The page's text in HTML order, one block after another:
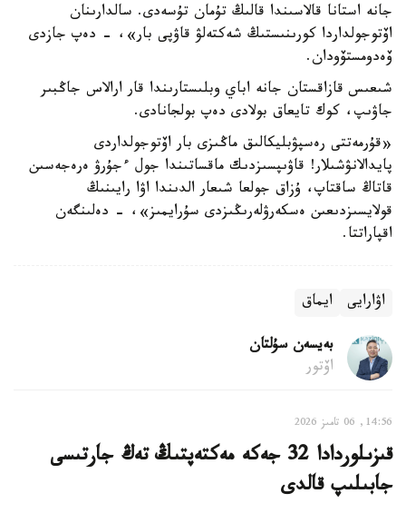
جانە استانا قالاسىندا قالىڭ تۇمان تۇسەدى. سالدارىنان
اۆتوجولداردا كورىنىستىڭ شەكتەلۋ قاۋپى بار»، - دەپ جازدى
ۆەدومستۆودان.
شىعىس قازاقستان جانە اباي وبلىستارىندا قار ارالاس جاڭبىر
جاۋىپ، كوك تايعاق بولادى دەپ بولجانادى.
«قۇرمەتتى رەسپۋبليكالىق ماڭىزى بار اۆتوجولداردى
پايدالانۋشىلار! قاۋىپسىزدىك ماقساتىندا جول ءجۇرۋ ەرەجەسىن
قاتاڭ ساقتاپ، ۇزاق جولعا شىعار الدىندا اۋا رايىنىڭ
قولايسىزدىعىن ەسكەرۋلەرىڭىزدى سۇرايمىز»، - دەلىنگەن
اقپاراتتا.
اۋارايى ايماق
بەيسەن سۇلتان
اۆتور
14:56, 06 تامىز 2026
قىزىلوردادا 32 جەكە مەكتەپتىڭ تەڭ جارتىسى
جابىلىپ قالدى